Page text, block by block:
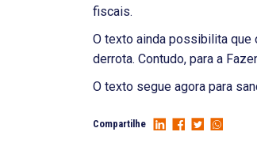
fiscais.
O texto ainda possibilita que
derrota. Contudo, para a
O texto segue agora para
Compartilhe